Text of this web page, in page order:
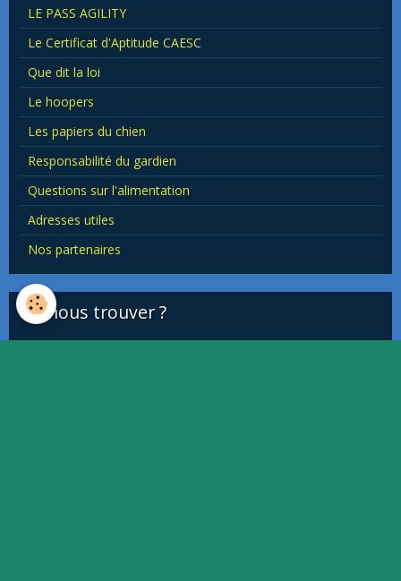
LE PASS AGILITY
Le Certificat d'Aptitude CAESC
Que dit la loi
Le hoopers
Les papiers du chien
Responsabilité du gardien
Questions sur l'alimentation
Adresses utiles
Nos partenaires
Où nous trouver ?